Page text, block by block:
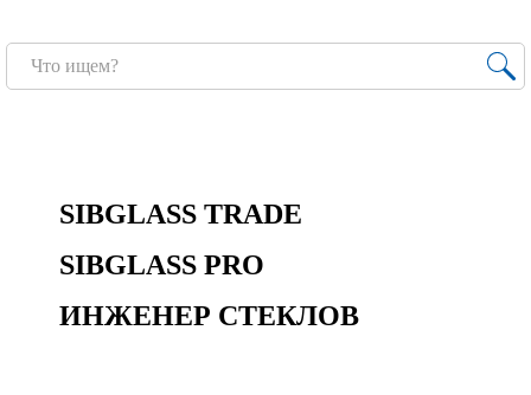
Техподдержка
SIBGLASS TRADE
SIBGLASS PRO
ИНЖЕНЕР СТЕКЛОВ